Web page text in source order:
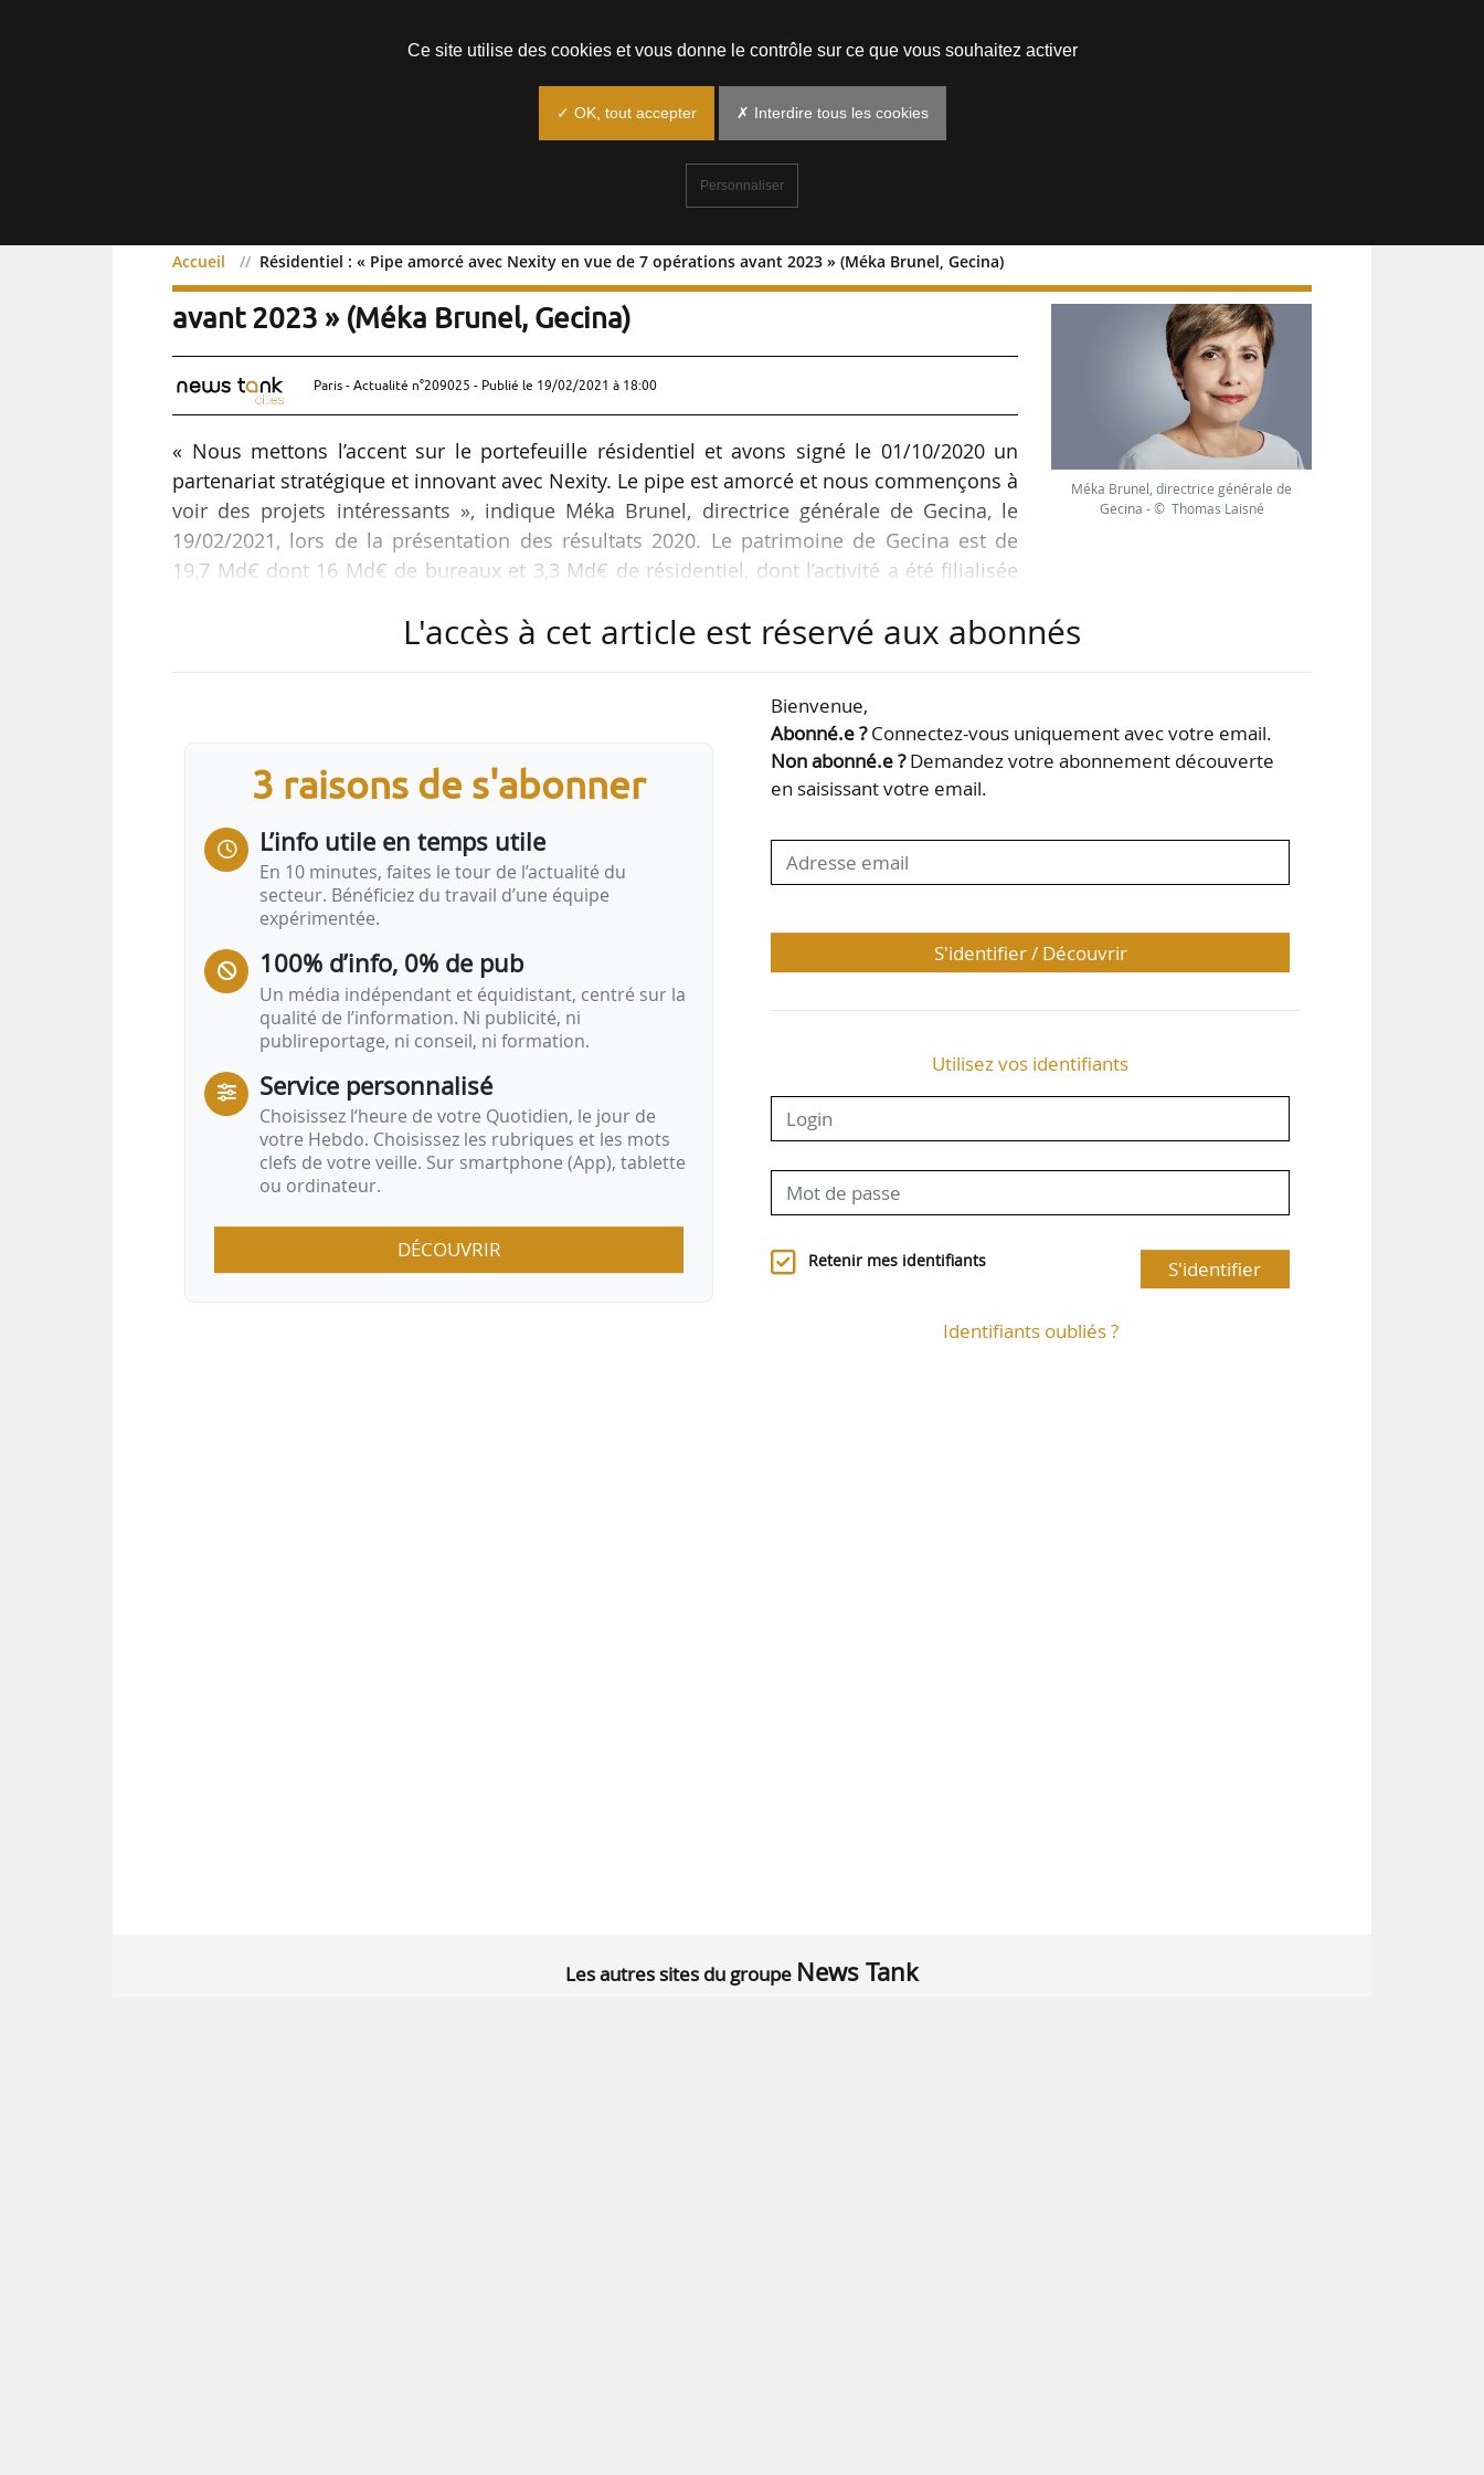
Accueil Résidentiel : « Pipe amorcé avec Nexity en vue de 7 opérations avant 2023 » (Méka Brunel, Gecina)
Résidentiel : « Pipe amorcé avec Nexity en vue de 7 opérations
avant 2023 » (Méka Brunel, Gecina)
Paris - Actualité n°209025 - Publié le 19/02/2021 à 18:00
« Nous mettons l’accent sur le portefeuille résidentiel et avons signé le 01/10/2020 un
partenariat stratégique et innovant avec Nexity. Le pipe est amorcé et nous commençons à
voir des projets intéressants », indique Méka Brunel, directrice générale de Gecina, le
19/02/2021, lors de la présentation des résultats 2020. Le patrimoine de Gecina est de
19,7 Md€ dont 16 Md€ de bureaux et 3,3 Md€ de résidentiel, dont l’activité a été filialisée
arr. de Paris. Nous ne désespérons pas de
déposer un permis de construire en mars 2021. C’est un projet mené avec la…
Méka Brunel, directrice générale de
Gecina - © Thomas Laisné
L'accès à cet article est réservé aux abonnés
3 raisons de s'abonner
L’info utile en temps utile
En 10 minutes, faites le tour de l’actualité du
secteur. Bénéficiez du travail d’une équipe
expérimentée.
100% d’info, 0% de pub
Un média indépendant et équidistant, centré sur la
qualité de l’information. Ni publicité, ni
publireportage, ni conseil, ni formation.
Service personnalisé
Choisissez l‘heure de votre Quotidien, le jour de
votre Hebdo. Choisissez les rubriques et les mots
clefs de votre veille. Sur smartphone (App), tablette
ou ordinateur.
DÉCOUVRIR
Bienvenue,
Abonné.e ?Connectez-vous uniquement avec votre email.
Non abonné.e ?Demandez votre abonnement découverte
en saisissant votre email.
S'identifier / Découvrir
Utilisez vos identifiants
Retenir mes identifiants S'identifier
Identifiants oubliés ?
Les autres sites du groupe News Tank
Ce site utilise des cookies et vous donne le contrôle sur ce que vous souhaitez activer
✓ OK, tout accepter ✗ Interdire tous les cookies
Personnaliser